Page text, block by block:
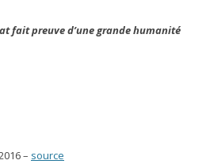
fait preuve d’une grande humanité
– source